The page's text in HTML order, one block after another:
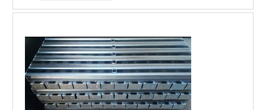
dúvidas.ZINCAGEM PREÇO JUSTO E
acessível em uma empresa que preza pela
segurança, encontra na internet a SN indús...